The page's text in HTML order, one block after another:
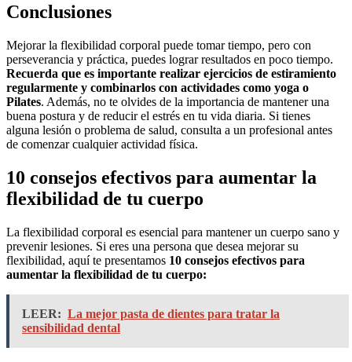
Conclusiones
Mejorar la flexibilidad corporal puede tomar tiempo, pero con
perseverancia y práctica, puedes lograr resultados en poco tiempo.
Recuerda que es importante realizar ejercicios de estiramiento
regularmente y combinarlos con actividades como yoga o
Pilates. Además, no te olvides de la importancia de mantener una
buena postura y de reducir el estrés en tu vida diaria. Si tienes
alguna lesión o problema de salud, consulta a un profesional antes
de comenzar cualquier actividad física.
10 consejos efectivos para aumentar la
flexibilidad de tu cuerpo
La flexibilidad corporal es esencial para mantener un cuerpo sano y
prevenir lesiones. Si eres una persona que desea mejorar su
flexibilidad, aquí te presentamos 10 consejos efectivos para
aumentar la flexibilidad de tu cuerpo:
LEER: La mejor pasta de dientes para tratar la
sensibilidad dental